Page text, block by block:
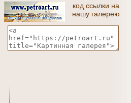
код ссылки на
нашу галерею